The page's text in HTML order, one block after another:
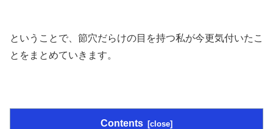
ということで、節穴だらけの目を持つ私が今更気付いたこ
とをまとめていきます。
Contents